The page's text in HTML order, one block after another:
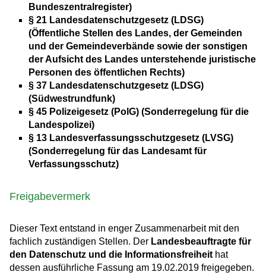
Bundeszentralregister)
§ 21 Landesdatenschutzgesetz (LDSG)
(Öffentliche Stellen des Landes, der Gemeinden
und der Gemeindeverbände sowie der sonstigen
der Aufsicht des Landes unterstehende juristische
Personen des öffentlichen Rechts)
§ 37 Landesdatenschutzgesetz (LDSG)
(Südwestrundfunk)
§ 45 Polizeigesetz (PolG) (Sonderregelung für die
Landespolizei)
§ 13 Landesverfassungsschutzgesetz (LVSG)
(Sonderregelung für das Landesamt für
Verfassungsschutz)
Freigabevermerk
Dieser Text entstand in enger Zusammenarbeit mit den
fachlich zuständigen Stellen. Der Landesbeauftragte für
den Datenschutz und die Informationsfreiheit hat
dessen ausführliche Fassung am 19.02.2019 freigegeben.